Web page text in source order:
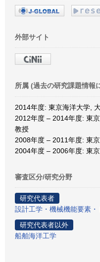
外部サイト
所属 (過去の研究課題情報
2014年度: 東京海洋大学,
2012年度 – 2014年度: 東
教授
2008年度 – 2011年度: 東
2004年度 – 2006年度: 東
審査区分/研究分野
研究代表者
設計工学・機械機能要素
研究代表者以外
船舶海洋工学